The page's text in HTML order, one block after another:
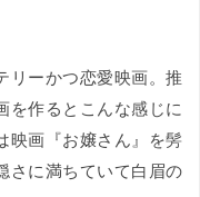
ーかつ恋愛映画。推
を作るとこんな感じに
映画『お嬢さん』を髣
さに満ちていて白眉の